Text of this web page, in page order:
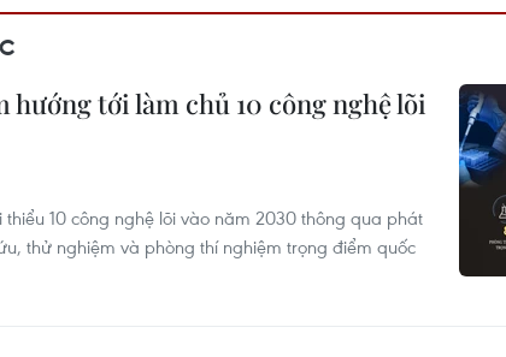
hướng tới làm chủ 10 công nghệ lõi
10 công nghệ lõi vào năm 2030 thông qua phát
thử nghiệm và phòng thí nghiệm trọng điểm quốc